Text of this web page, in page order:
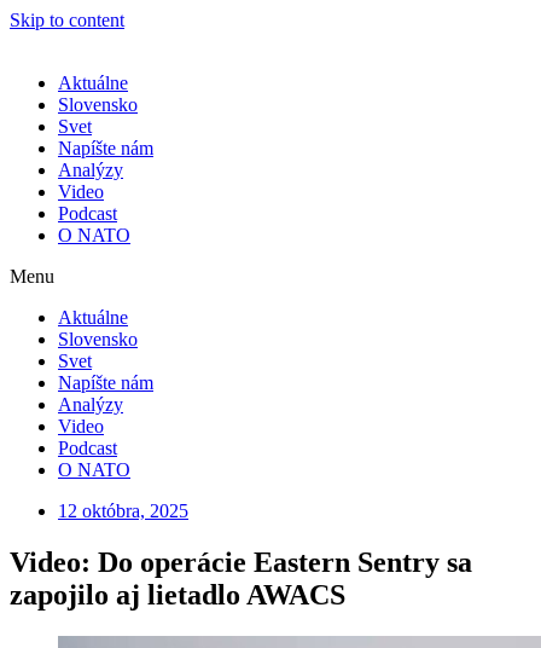
Skip to content
Aktuálne
Slovensko
Svet
Napíšte nám
Analýzy
Video
Podcast
O NATO
Menu
Aktuálne
Slovensko
Svet
Napíšte nám
Analýzy
Video
Podcast
O NATO
12 októbra, 2025
Video: Do operácie Eastern Sentry sa
zapojilo aj lietadlo AWACS